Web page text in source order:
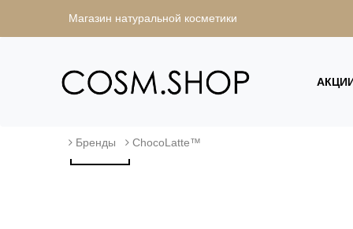
Магазин натуральной косметики
Бренды ChocoLatte™